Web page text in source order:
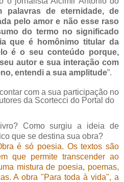
palavras de eternidade, de
pelo amor e não esse raso
do termo no significado
que é homônimo titular da
é o seu conteúdo porque,
autor e sua interação com
entendi a sua amplitude”.
com a sua participação no
da Scortecci do Portal do
Como surgiu a ideia de
que se destina sua obra?
é só poesia. Os textos são
que permite transcender ao
mistura de poesia, poemas,
A obra "Para toda à vida", a